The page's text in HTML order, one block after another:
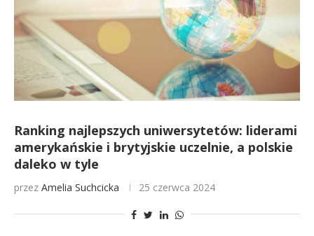
Ranking najlepszych uniwersytetów: liderami
amerykańskie i brytyjskie uczelnie, a polskie
daleko w tyle
przez Amelia Suchcicka 25 czerwca 2024